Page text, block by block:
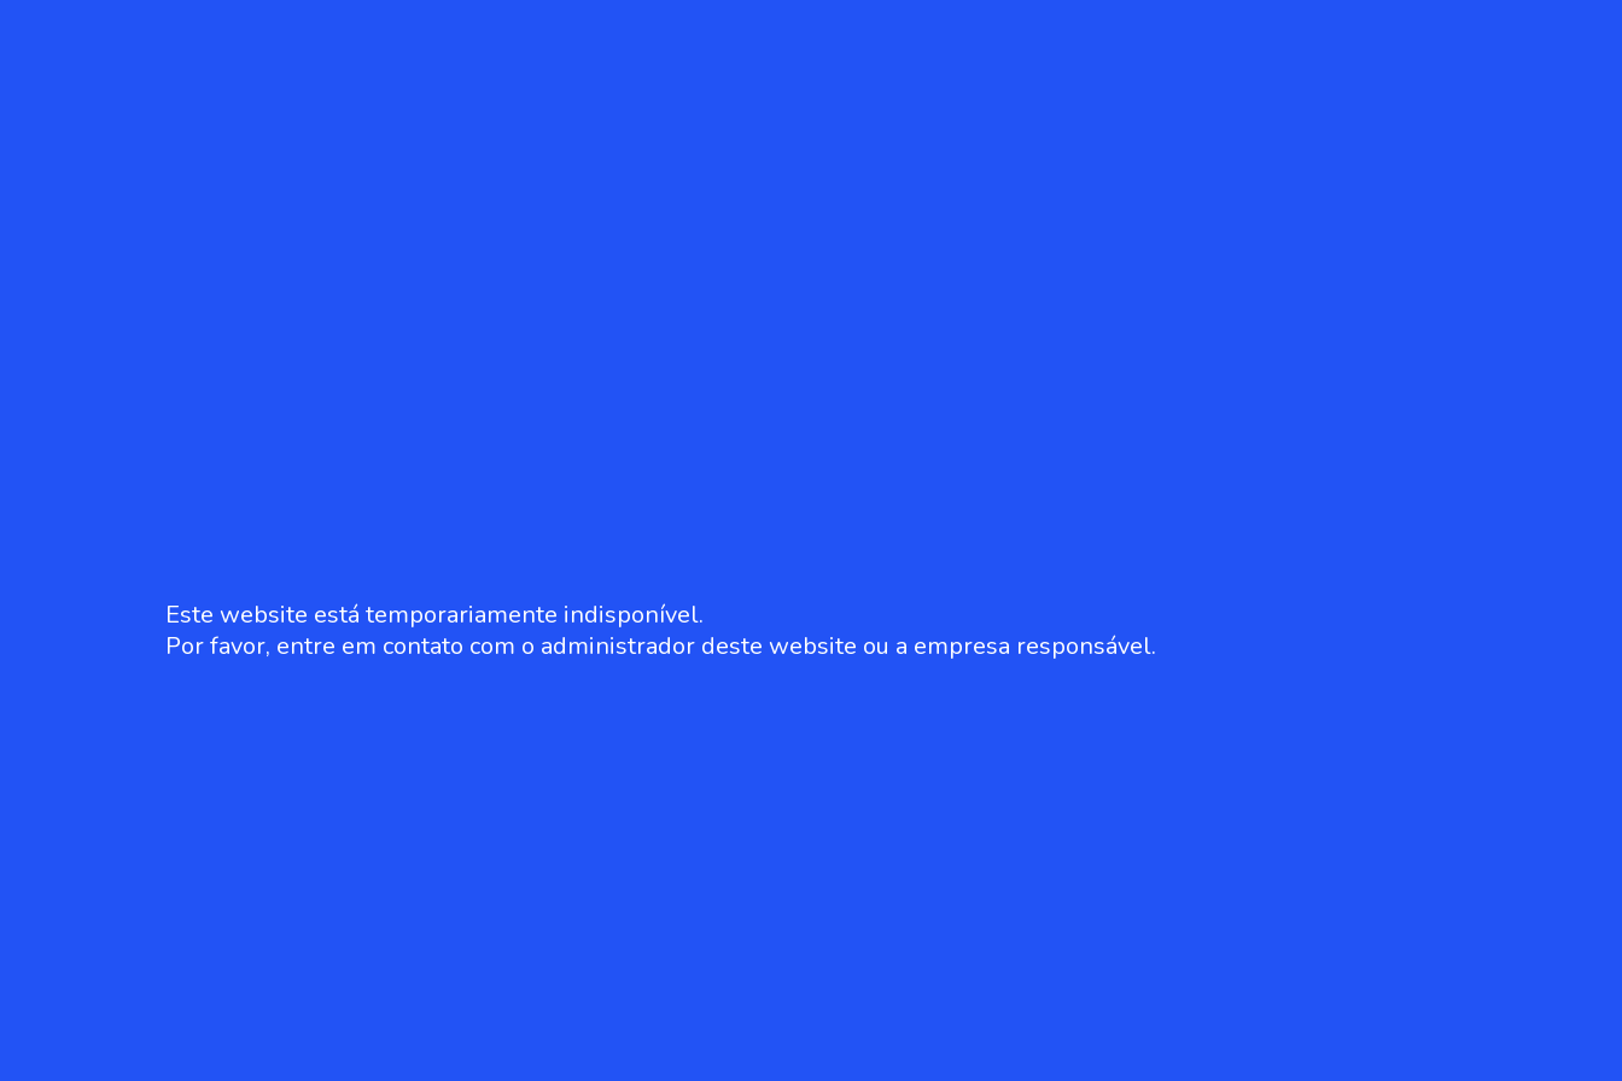
Este website está temporariamente indisponível.
Por favor, entre em contato com o administrador deste website ou a empresa responsável.